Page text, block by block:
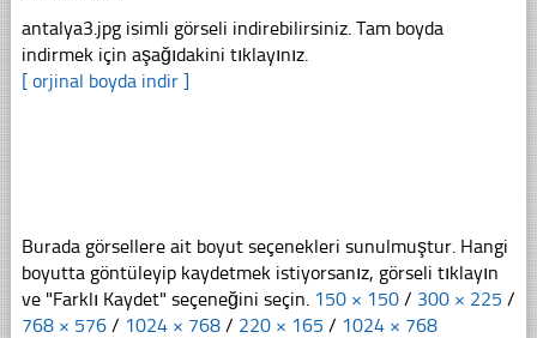
antalya3.jpg isimli görseli indirebilirsiniz. Tam boyda
indirmek için aşağıdakini tıklayınız.
[ orjinal boyda indir ]
Burada görsellere ait boyut seçenekleri sunulmuştur. Hangi
boyutta göntüleyip kaydetmek istiyorsanız, görseli tıklayın
ve "Farklı Kaydet" seçeneğini seçin. 150 × 150 / 300 × 225 /
768 × 576 / 1024 × 768 / 220 × 165 / 1024 × 768